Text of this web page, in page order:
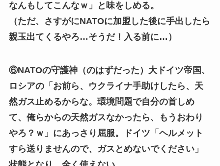
なんもしてこんなｗ」と味をしめる。
（ただ、さすがにNATOに加盟した後に手出したら
親玉出てくるやろ…そうだ！入る前に…）
⑥NATOの守護神（のはずだった）大ドイツ帝国、
ロシアの「お前ら、ウクライナ手助けしたら、天
然ガス止めるからな。環境問題で自分の首しめ
て、俺らからの天然ガスなかったら、もうおわり
やろ？ｗ」にあっさり屈服。ドイツ「ヘルメット
すら送りませんので、ガスとめないでください」